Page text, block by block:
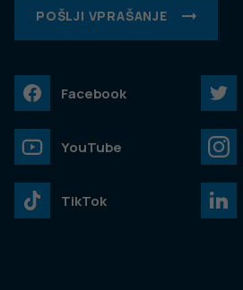
POŠLJI VPRAŠANJE
Facebook
YouTube
TikTok